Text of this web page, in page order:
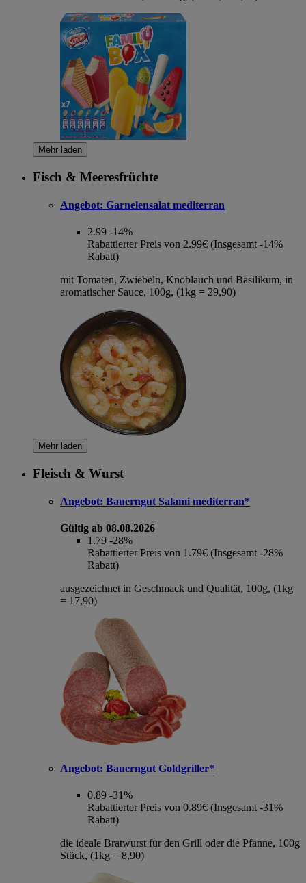
Mehr laden
Fisch & Meeresfrüchte
Angebot: Garnelensalat mediterran
2.99 -14%
Rabattierter Preis von 2.99€ (Insgesamt -14%
Rabatt)
mit Tomaten, Zwiebeln, Knoblauch und Basilikum, in
aromatischer Sauce, 100g, (1kg = 29,90)
Mehr laden
Fleisch & Wurst
Angebot: Bauerngut Salami mediterran*
Gültig ab 08.08.2026
1.79 -28%
Rabattierter Preis von 1.79€ (Insgesamt -28%
Rabatt)
ausgezeichnet in Geschmack und Qualität, 100g, (1kg
= 17,90)
Angebot: Bauerngut Goldgriller*
0.89 -31%
Rabattierter Preis von 0.89€ (Insgesamt -31%
Rabatt)
die ideale Bratwurst für den Grill oder die Pfanne, 100g
Stück, (1kg = 8,90)